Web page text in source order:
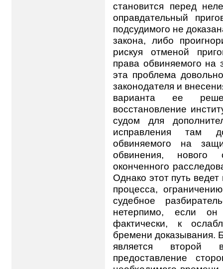
становится перед
оправдательный
подсудимого не
закона, либо
рискуя отменой
права обвиняемого на
эта проблема
законодателя и
варианта ее
восстановление
судом для
исправления там
обвиняемого на
обвинения, нового
оконченного
Однако этот путь
процесса,
судебное
нетерпимо, если
фактически, к
бремени доказывания.
является
предоставление